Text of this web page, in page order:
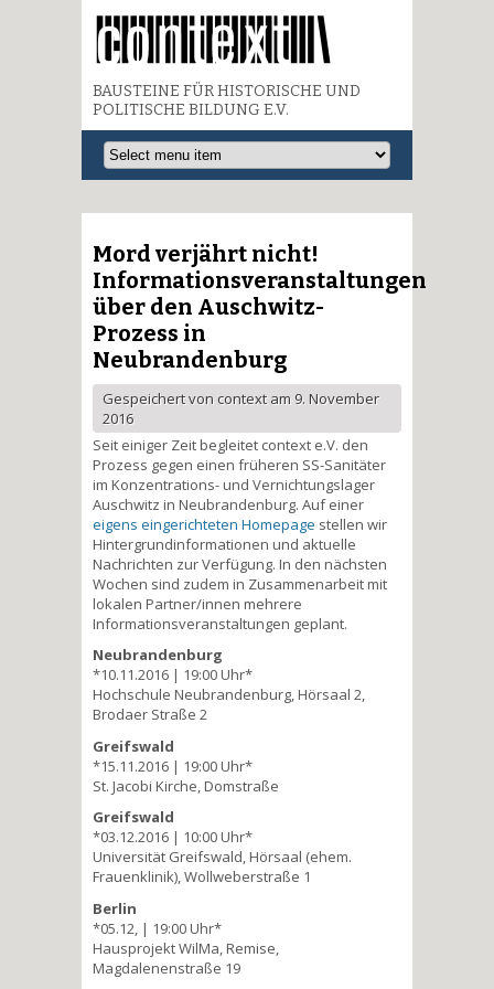
BAUSTEINE FÜR HISTORISCHE UND
POLITISCHE BILDUNG E.V.
Mord verjährt nicht!
Informationsveranstaltungen
über den Auschwitz-
Prozess in
Neubrandenburg
Gespeichert von contextam 9. November
2016
Seit einiger Zeit begleitet context e.V. den
Prozess gegen einen früheren SS-Sanitäter
im Konzentrations- und Vernichtungslager
Auschwitz in Neubrandenburg. Auf einer
eigens eingerichteten Homepage stellen wir
Hintergrundinformationen und aktuelle
Nachrichten zur Verfügung. In den nächsten
Wochen sind zudem in Zusammenarbeit mit
lokalen Partner/innen mehrere
Informationsveranstaltungen geplant.
Neubrandenburg
*10.11.2016 | 19:00 Uhr*
Hochschule Neubrandenburg, Hörsaal 2,
Brodaer Straße 2
Greifswald
*15.11.2016 | 19:00 Uhr*
St. Jacobi Kirche, Domstraße
Greifswald
*03.12.2016 | 10:00 Uhr*
Universität Greifswald, Hörsaal (ehem.
Frauenklinik), Wollweberstraße 1
Berlin
*05.12, | 19:00 Uhr*
Hausprojekt WilMa, Remise,
Magdalenenstraße 19